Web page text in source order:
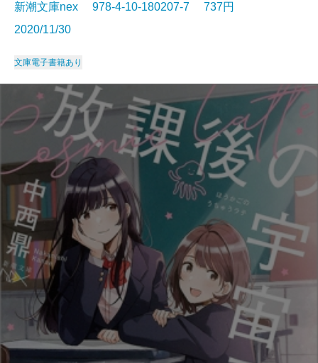
新潮文庫nex 978-4-10-180207-7 737円
2020/11/30
文庫電子書籍あり